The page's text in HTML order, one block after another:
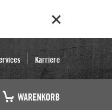
Karriere
WARENKORB